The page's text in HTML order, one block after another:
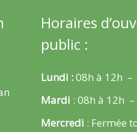
Horaires
public :
Lundi :08h à 12h –
Mardi : 08h à 12h
Mercredi : Fermée